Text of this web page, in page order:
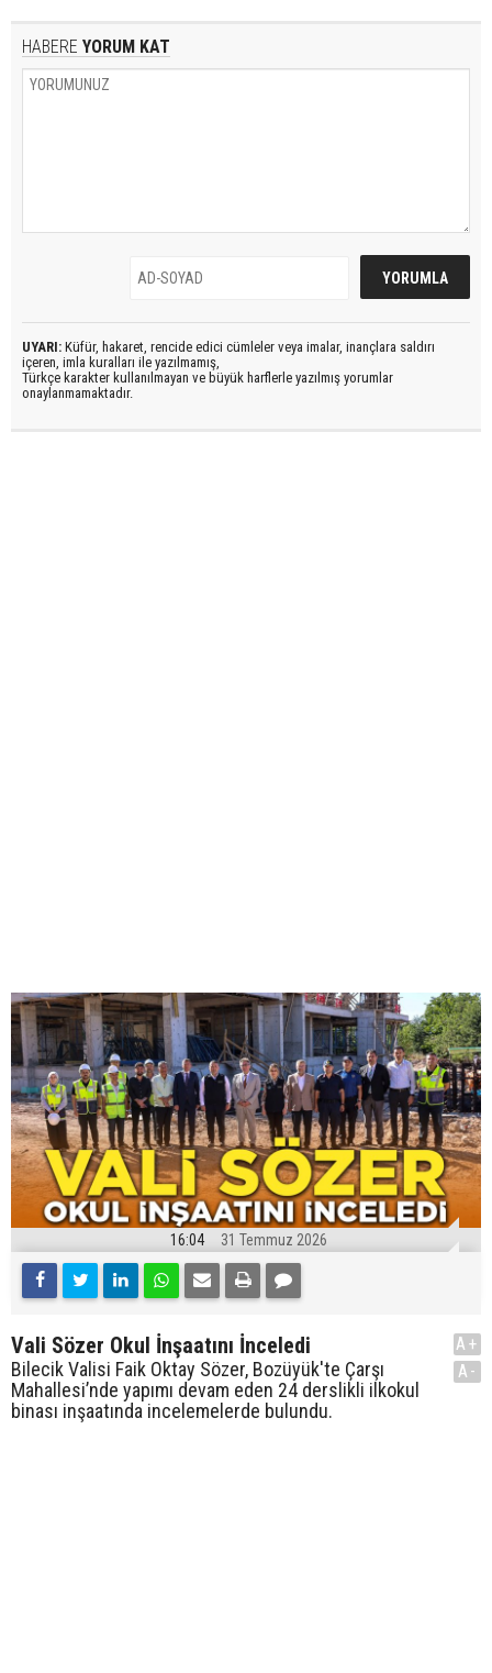
HABERE YORUM KAT
UYARI: Küfür, hakaret, rencide edici cümleler veya imalar, inançlara saldırı
içeren, imla kuralları ile yazılmamış,
Türkçe karakter kullanılmayan ve büyük harflerle yazılmış yorumlar
onaylanmamaktadır.
16:04 31 Temmuz 2026
Vali Sözer Okul İnşaatını İnceledi
Bilecik Valisi Faik Oktay Sözer, Bozüyük'te Çarşı
Mahallesi’nde yapımı devam eden 24 derslikli ilkokul
binası inşaatında incelemelerde bulundu.
A+
A-